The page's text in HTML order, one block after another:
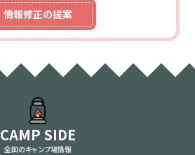
情報修正の提案
CAMP SIDE
全国のキャンプ場情報